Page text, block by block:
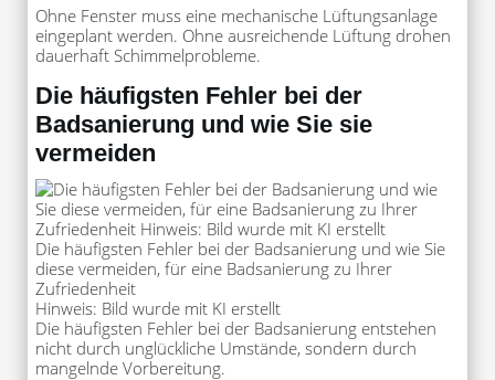
Ohne Fenster muss eine mechanische Lüftungsanlage
eingeplant werden. Ohne ausreichende Lüftung drohen
dauerhaft Schimmelprobleme.
Die häufigsten Fehler bei der
Badsanierung und wie Sie sie
vermeiden
Die häufigsten Fehler bei der Badsanierung und wie Sie
diese vermeiden, für eine Badsanierung zu Ihrer
Zufriedenheit
Hinweis: Bild wurde mit KI erstellt
Die häufigsten Fehler bei der Badsanierung entstehen
nicht durch unglückliche Umstände, sondern durch
mangelnde Vorbereitung.